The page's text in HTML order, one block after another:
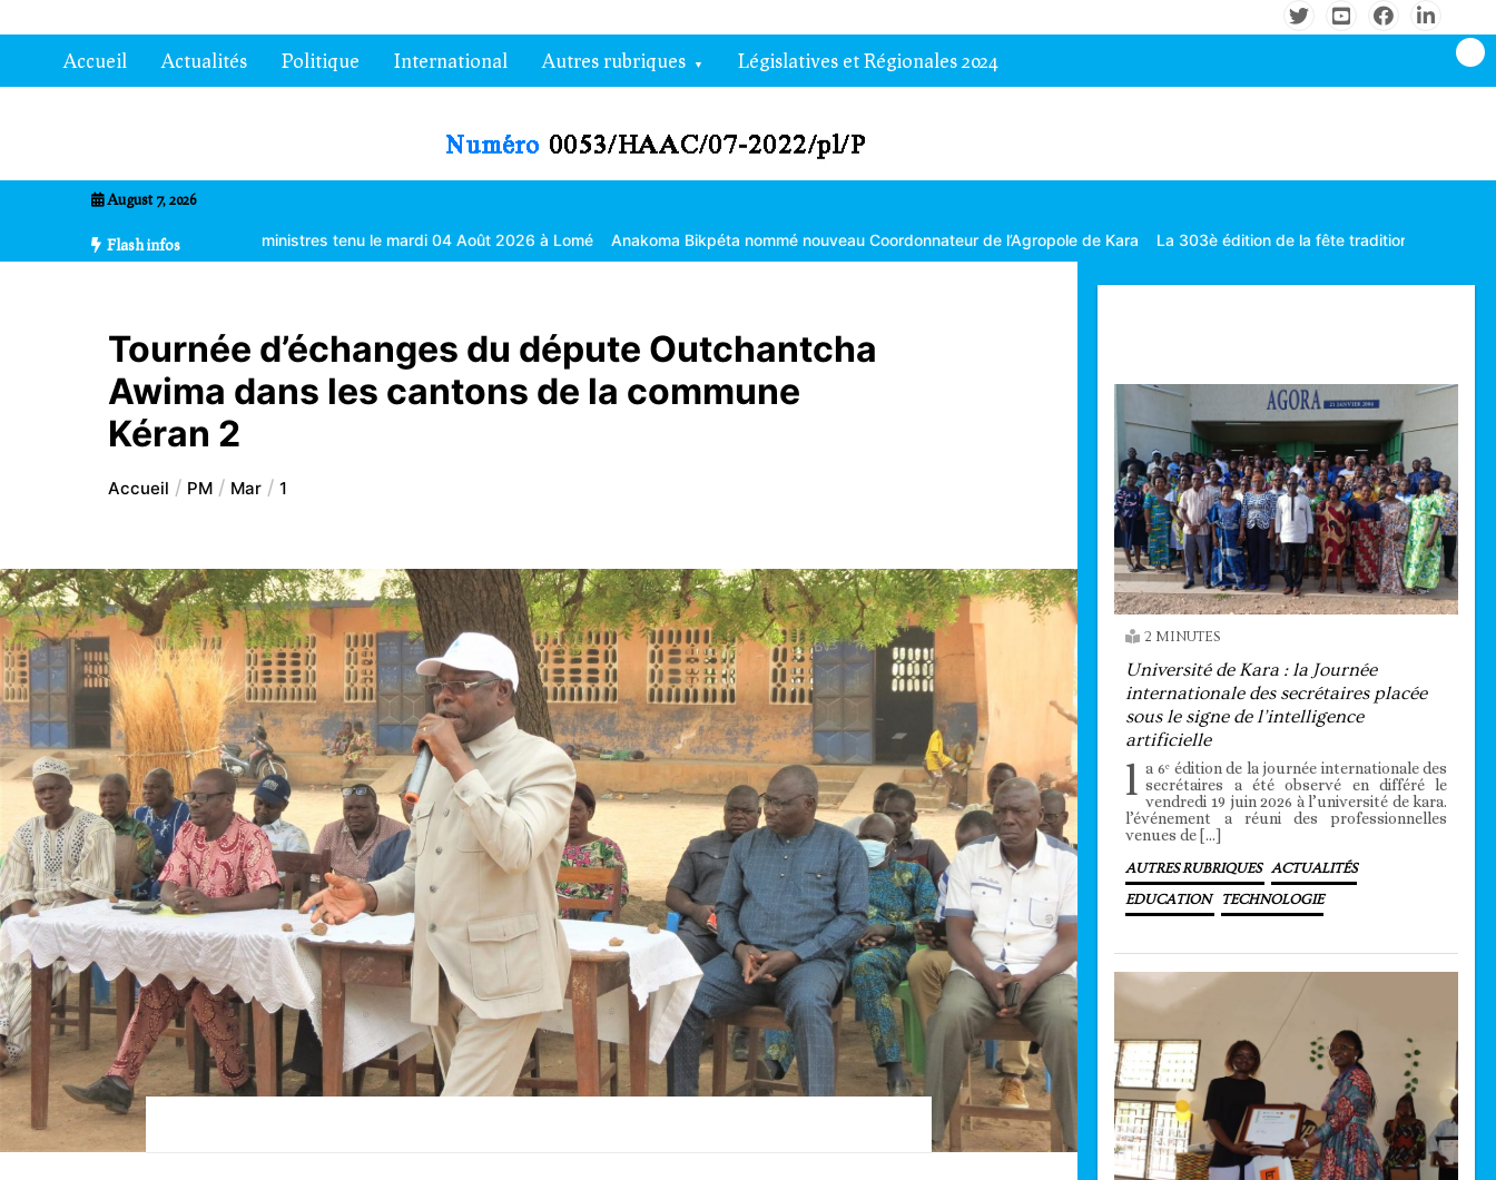
au
contenuAccueil Actualités Politique International Autres rubriques Législatives et Régionales 2024
August 7, 2026
Flash infos
du Conseil des ministres tenu le mardi 04 Août 2026 à Lomé Anakoma Bikpéta nommé nouveau Coordonnateur de l’Agropole de Kara La 303è édition de la fête traditionnelle Gbagba célébrée
Tournée d’échanges du députe Outchantcha
Awima dans les cantons de la commune
Kéran 2
Accueil PM Mar 1
2 MINUTES
Université de Kara : la Journée
internationale des secrétaires placée
sous le signe de l’intelligence
artificielle
l a 6ᵉ édition de la journée internationale des
secrétaires a été observé en différé le
vendredi 19 juin 2026 à l’université de kara.
l’événement a réuni des professionnelles
venues de […]
AUTRES RUBRIQUES ACTUALITÉS
EDUCATION TECHNOLOGIE